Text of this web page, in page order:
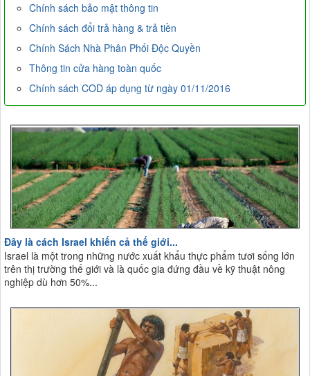
Chính sách bảo mật thông tin
Chính sách đổi trả hàng & trả tiền
Chính Sách Nhà Phân Phối Độc Quyền
Thông tin cửa hàng toàn quốc
Chính sách COD áp dụng từ ngày 01/11/2016
Đây là cách Israel khiến cả thế giới...
Israel là một trong những nước xuất khẩu thực phẩm tươi sống lớn
trên thị trường thế giới và là quốc gia đứng đầu về kỹ thuật nông
nghiệp dù hơn 50%...